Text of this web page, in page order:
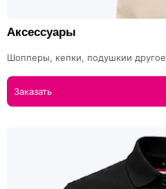
Аксессуары
Шопперы, кепки, подушкии другое
Заказать